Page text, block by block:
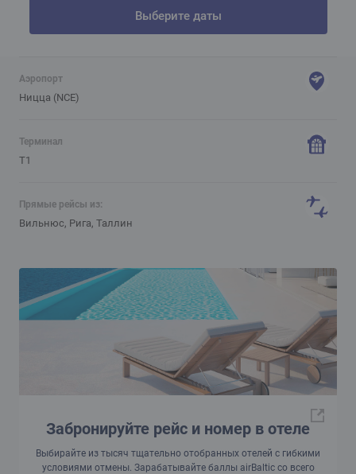
Аэропорт
Ницца (NCE)
Терминал
T1
Прямые рейсы из:
Вильнюс, Рига, Таллин
Забронируйте рейс и номер в отеле
Выбирайте из тысяч тщательно отобранных отелей с гибкими
условиями отмены. Зарабатывайте баллы airBaltic со всего
Выберите даты